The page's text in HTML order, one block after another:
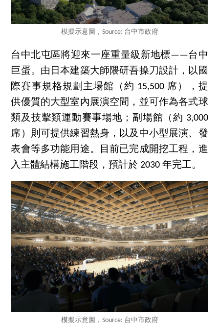
模擬示意圖，Source: 台中市政府
台中北屯區將迎來一座重量級新地標——台中
巨蛋。由日本建築大師隈研吾操刀設計，以國
際賽事規格規劃主場館（約 15,500 席），提
供優質的大型室內展演空間，並可作為各式球
類及技擊類運動賽事場地；副場館（約 3,000
席）則可提供練習熱身，以及中小型展演、發
表會等多功能用途。目前已完成開挖工程，進
入主體結構施工階段，預計於 2030 年完工。
模擬示意圖，Source: 台中市政府